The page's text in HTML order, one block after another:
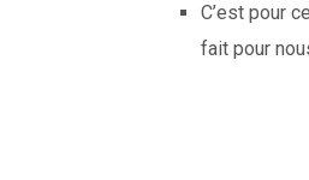
C’est pour
fait pour